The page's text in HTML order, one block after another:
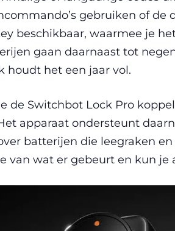
gebruiken of de
beschikbaar, waarmee je
gaan daarnaast tot
houdt het een jaar vol.
de Switchbot Lock Pro
apparaat ondersteunt
batterijen die leegraken
van wat er gebeurt en kun